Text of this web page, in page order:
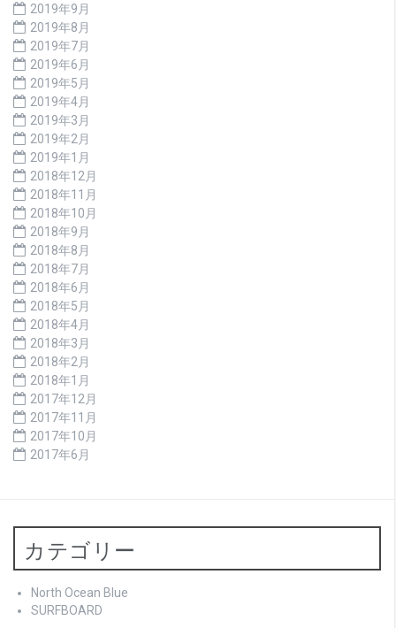
2019年9月
2019年8月
2019年7月
2019年6月
2019年5月
2019年4月
2019年3月
2019年2月
2019年1月
2018年12月
2018年11月
2018年10月
2018年9月
2018年8月
2018年7月
2018年6月
2018年5月
2018年4月
2018年3月
2018年2月
2018年1月
2017年12月
2017年11月
2017年10月
2017年6月
カテゴリー
North Ocean Blue
SURFBOARD